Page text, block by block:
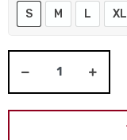
S
M L XL